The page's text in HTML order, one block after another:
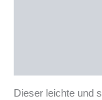
Dieser leichte und